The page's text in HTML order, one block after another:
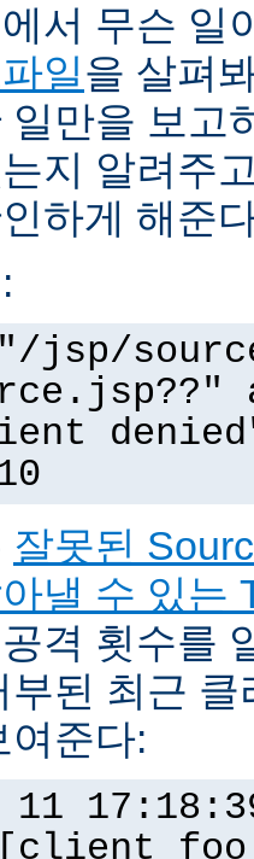
서 무슨 일
일을 살펴
일만을 보고
지 알려주
하게 해준
jsp/
잘못된
낼 수 있는
격 횟수를
부된 최근
여준다: